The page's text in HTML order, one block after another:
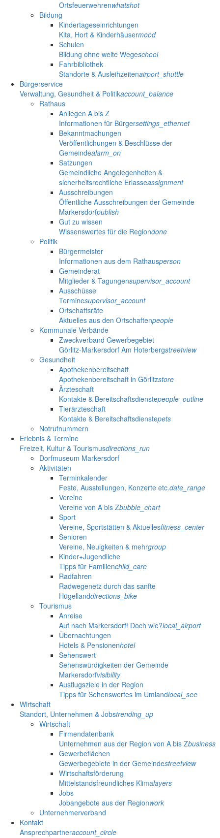
Ortsfeuerwehrenwhatshot
Bildung
Kindertageseinrichtungen
Kita, Hort & Kinderhäusermood
Schulen
Bildung ohne weite Wegeschool
Fahrbibliothek
Standorte & Ausleihzeitenairport_shuttle
Bürgerservice
Verwaltung, Gesundheit & Politikaccount_balance
Rathaus
Anliegen A bis Z
Informationen für Bürgersettings_ethernet
Bekanntmachungen
Veröffentlichungen & Beschlüsse der
Gemeindealarm_on
Satzungen
Gemeindliche Angelegenheiten &
sicherheitsrechtliche Erlasseassignment
Ausschreibungen
Öffentliche Ausschreibungen der Gemeinde
Markersdorfpublish
Gut zu wissen
Wissenswertes für die Regiondone
Politik
Bürgermeister
Informationen aus dem Rathausperson
Gemeinderat
Mitglieder & Tagungensupervisor_account
Ausschüsse
Terminesupervisor_account
Ortschaftsräte
Aktuelles aus den Ortschaftenpeople
Kommunale Verbände
Zweckverband Gewerbegebiet
Görlitz-Markersdorf Am Hoterbergstreetview
Gesundheit
Apothekenbereitschaft
Apothekenbereitschaft in Görlitzstore
Ärzteschaft
Kontakte & Bereitschaftsdienstepeople_outline
Tierärzteschaft
Kontakte & Bereitschaftsdienstepets
Notrufnummern
Erlebnis & Termine
Freizeit, Kultur & Tourismusdirections_run
Dorfmuseum Markersdorf
Aktivitäten
Terminkalender
Feste, Ausstellungen, Konzerte etc.date_range
Vereine
Vereine von A bis Zbubble_chart
Sport
Vereine, Sportstätten & Aktuellesfitness_center
Senioren
Vereine, Neuigkeiten & mehrgroup
Kinder+Jugendliche
Tipps für Familienchild_care
Radfahren
Radwegenetz durch das sanfte
Hügellanddirections_bike
Tourismus
Anreise
Auf nach Markersdorf! Doch wie?local_airport
Übernachtungen
Hotels & Pensionenhotel
Sehenswert
Sehenswürdigkeiten der Gemeinde
Markersdorfvisibility
Ausflugsziele in der Region
Tipps für Sehenswertes im Umlandlocal_see
Wirtschaft
Standort, Unternehmen & Jobstrending_up
Wirtschaft
Firmendatenbank
Unternehmen aus der Region von A bis Zbusiness
Gewerbeflächen
Gewerbegebiete in der Gemeindestreetview
Wirtschaftsförderung
Mittelstandsfreundliches Klimalayers
Jobs
Jobangebote aus der Regionwork
Unternehmerverband
Kontakt
Ansprechpartneraccount_circle